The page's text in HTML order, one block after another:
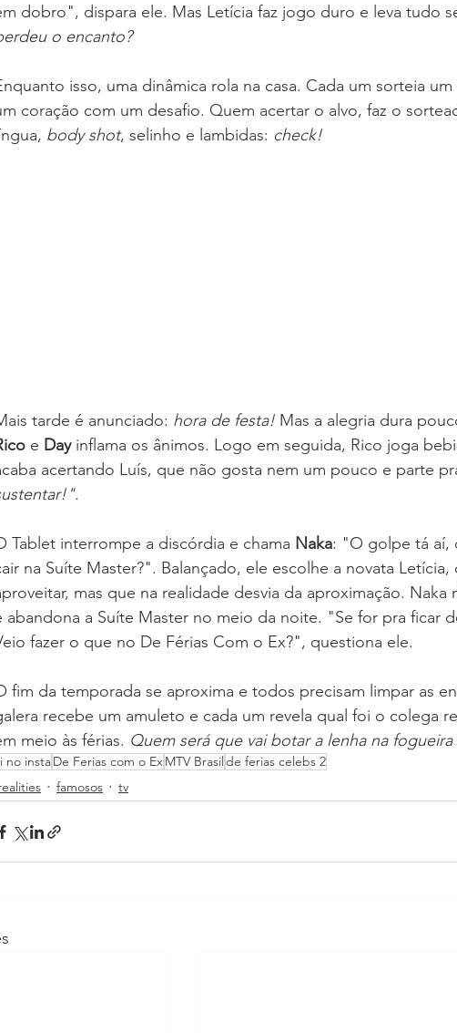
dobro", dispara ele. Mas Letícia faz jogo duro e leva tudo
o encanto?
isso, uma dinâmica rola na casa. Cada um sorteia
coração com um desafio. Quem acertar o alvo, faz o
body shot, selinho e lambidas: check!
tarde é anunciado: hora de festa! Mas a alegria dura
e Day inflama os ânimos. Logo em seguida, Rico joga
acertando Luís, que não gosta nem um pouco e parte
Tablet interrompe a discórdia e chama Naka: "O golpe tá aí,
na Suíte Master?". Balançado, ele escolhe a novata
mas que na realidade desvia da aproximação.
abandona a Suíte Master no meio da noite. "Se for pra ficar
fazer o que no De Férias Com o Ex?", questiona ele.
fim da temporada se aproxima e todos precisam limpar as
recebe um amuleto e cada um revela qual foi o colega
meio às férias. Quem será que vai botar a lenha na
no instaDe Ferias com o ExMTV Brasilde ferias celebs 2
famosos tv